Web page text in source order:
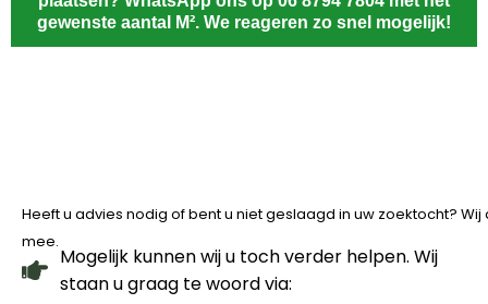
gewenste aantal M². We reageren zo snel mogelijk!
Heeft u advies nodig of bent u niet geslaagd in uw zoektocht?
mee.
Mogelijk kunnen wij u toch verder helpen. Wij
staan u graag te woord via: